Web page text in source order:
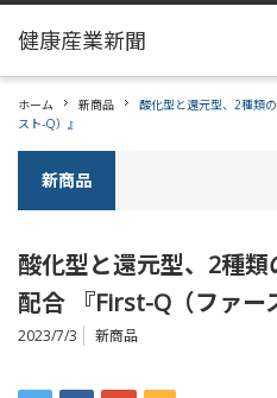
ホーム 新商品
酸化型と還元型、2種類
スト-Q）』
新商品
酸化型と還元型、2種
配合 『First-Q（ファー
2023/7/3 新商品